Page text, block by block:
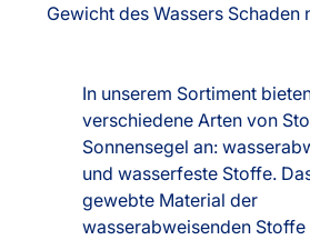
Gewicht des Wassers Schaden
In unserem Sortiment
verschiedene Arten von
Sonnensegel an:
und wasserfeste Stoffe.
gewebte Material der
wasserabweisenden Stoffe